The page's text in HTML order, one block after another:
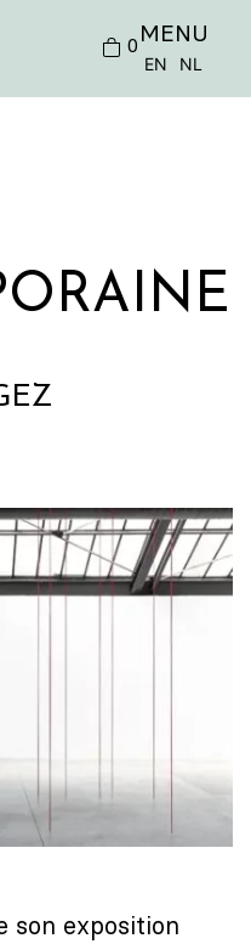
0 MENU
EN NL
son exposition